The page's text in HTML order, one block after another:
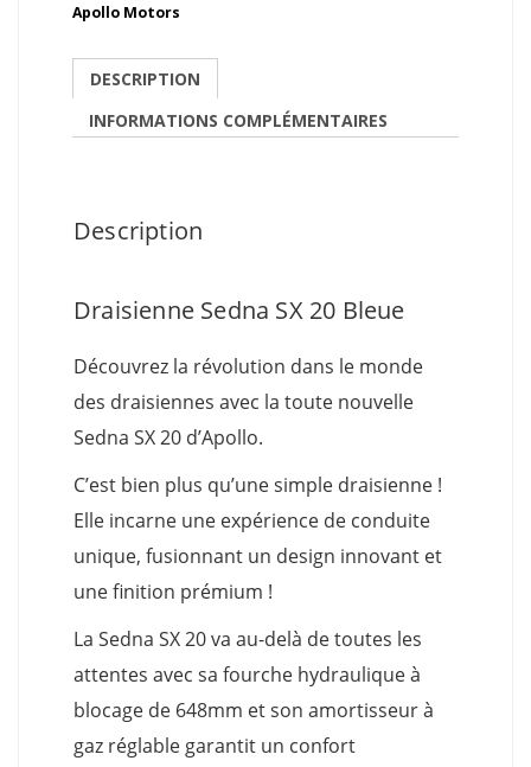
Apollo Motors
DESCRIPTION
INFORMATIONS COMPLÉMENTAIRES
Description
Draisienne Sedna SX 20 Bleue
Découvrez la révolution dans le monde
des draisiennes avec la toute nouvelle
Sedna SX 20 d’Apollo.
C’est bien plus qu’une simple draisienne !
Elle incarne une expérience de conduite
unique, fusionnant un design innovant et
une finition prémium !
La Sedna SX 20 va au-delà de toutes les
attentes avec sa fourche hydraulique à
blocage de 648mm et son amortisseur à
gaz réglable garantit un confort